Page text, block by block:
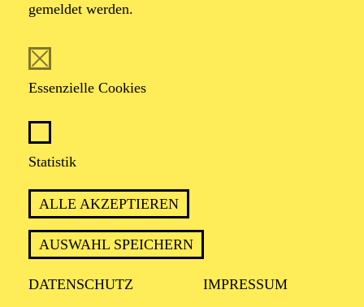
gemeldet werden.
Essenzielle Cookies
Statistik
ALLE AKZEPTIEREN
AUSWAHL SPEICHERN
DATENSCHUTZ IMPRESSUM
BEST OF WALZERKÖNIG JOHANN
PREMIERE
25. Oktober 2025
WIEDERAUFNAHME